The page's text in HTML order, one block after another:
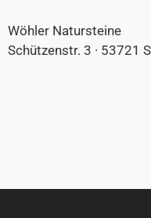
Wöhler Natursteine
Schützenstr. 3 · 53721